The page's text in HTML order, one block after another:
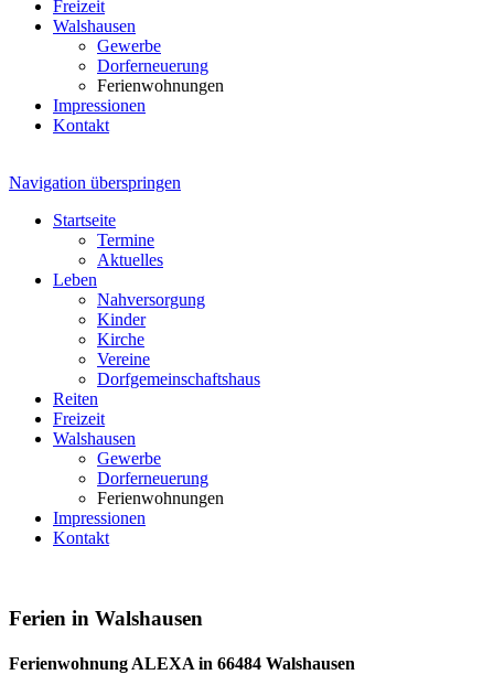
Freizeit
Walshausen
Gewerbe
Dorferneuerung
Ferienwohnungen
Impressionen
Kontakt
Navigation überspringen
Startseite
Termine
Aktuelles
Leben
Nahversorgung
Kinder
Kirche
Vereine
Dorfgemeinschaftshaus
Reiten
Freizeit
Walshausen
Gewerbe
Dorferneuerung
Ferienwohnungen
Impressionen
Kontakt
Ferien in Walshausen
Ferienwohnung ALEXA in 66484 Walshausen